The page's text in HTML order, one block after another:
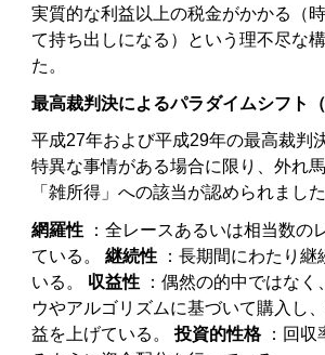
実質的な利益以上の税金がかかる（
て持ち出しになる）という理不尽な
た。
最高裁判決によるパラダイムシフト（
平成27年および平成29年の最高裁判
特異な事情がある場合に限り、外れ
「雑所得」への該当が認められました
網羅性 ：全レースあるいは相当数の
ている。継続性 ：長期間にわたり継
いる。 収益性 ：偶然の的中ではなく
ウやアルゴリズムに基づいて購入し
益を上げている。投資的性格：回収